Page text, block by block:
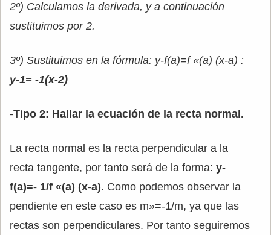
2º) Calculamos la derivada, y a continuación
sustituimos por 2.
3º) Sustituimos en la fórmula: y-f(a)=f «(a) (x-a) :
y-1= -1(x-2)
-Tipo 2: Hallar la ecuación de la recta normal.
La recta normal es la recta perpendicular a la
recta tangente, por tanto será de la forma: y-
f(a)=- 1/f «(a) (x-a). Como podemos observar la
pendiente en este caso es m»=-1/m, ya que las
rectas son perpendiculares. Por tanto seguiremos